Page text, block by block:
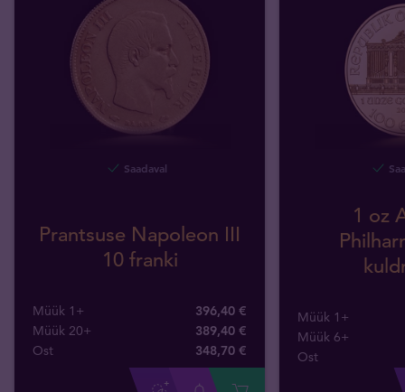
Saadaval
Prantsuse Napoleon III
10 franki
Müük 1+
396,40 €
Müük 20+
389,40 €
Ost
348,70 €
1 oz
Müük 1+
Müük 6+
Ost